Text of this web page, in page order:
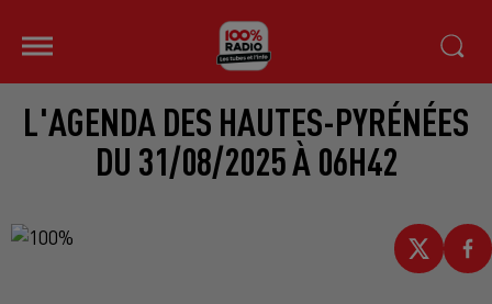
L'AGENDA DES HAUTES-PYRÉNÉES
DU 31/08/2025 À 06H42